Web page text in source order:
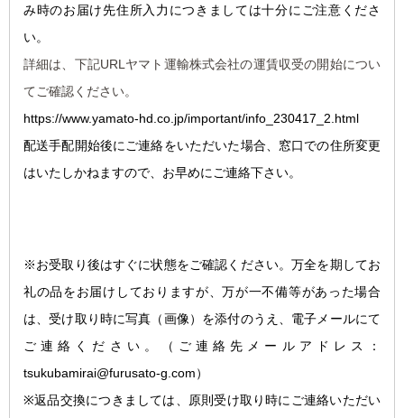
み時のお届け先住所入力につきましては十分にご注意くださ
い。
詳細は、下記URLヤマト運輸株式会社の運賃収受の開始につい
てご確認ください。
https://www.yamato-hd.co.jp/important/info_230417_2.html
配送手配開始後にご連絡をいただいた場合、窓口での住所変更
はいたしかねますので、お早めにご連絡下さい。
※お受取り後はすぐに状態をご確認ください。万全を期してお
礼の品をお届けしておりますが、万が一不備等があった場合
は、受け取り時に写真（画像）を添付のうえ、電子メールにて
ご連絡ください。
（ご連絡先メールアドレス：
tsukubamirai@furusato-g.com）
※返品交換につきましては、原則受け取り時にご連絡いただい